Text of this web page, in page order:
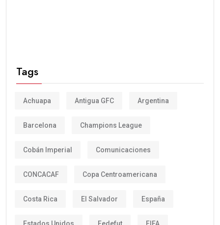
Tags
Achuapa Antigua GFC Argentina
Barcelona Champions League
Cobán Imperial Comunicaciones
CONCACAF Copa Centroamericana
Costa Rica El Salvador España
Estados Unidos Fedefut FIFA